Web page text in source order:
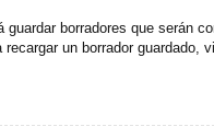
guardar borradores que serán
recargar un borrador guardado,